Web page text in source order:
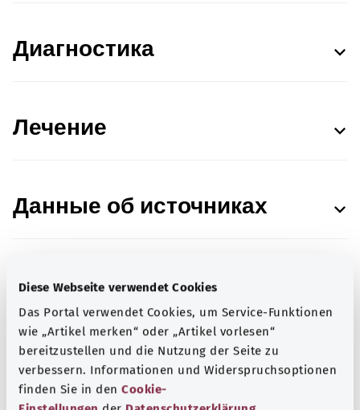
Diese Webseite verwendet Cookies
Das Portal verwendet Cookies, um Service-Funktionen
wie „Artikel merken“ oder „Artikel vorlesen“
bereitzustellen und die Nutzung der Seite zu
verbessern. Informationen und Widerspruchsoptionen
finden Sie in den Cookie-
Диагностика
Лечение
Данные об источниках
Gesellschaft für Gefäßmedizin e.V. (DGA,
Немецкое общество ангиологии —
Ангиологическое общество)
Состояние:03.04.2023